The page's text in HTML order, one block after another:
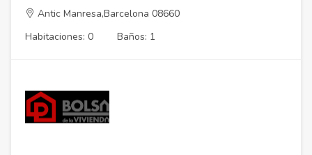
Antic Manresa,Barcelona 08660
Habitaciones: 0
Baños: 1